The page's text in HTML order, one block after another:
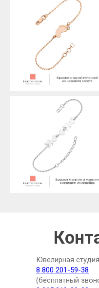
Ювелирная
8 800 201-59-38
(бесплатный